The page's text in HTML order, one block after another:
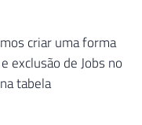
criar uma forma
exclusão de Jobs no
tabela